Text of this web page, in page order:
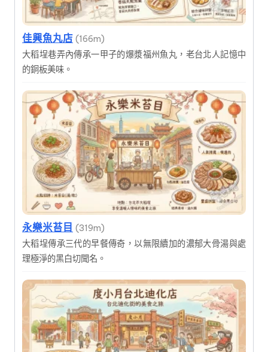
佳興魚丸店 (166m)
大稻埕巷弄內傳承一甲子的爆漿福州魚丸，老台北人記憶中
的銅板美味。
永樂米苔目 (319m)
大稻埕傳承三代的早餐傳奇，以無限續加的濃郁大骨湯與處
理極淨的黑白切聞名。